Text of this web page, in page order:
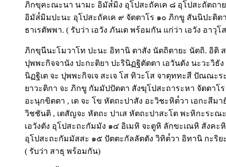
ภิกขุคะณะนา นามะ อิมัส๎มิง อุโปสะถัคเค ๘ อุโปสะถัตถ
อิมัส๎มิมปะนะ อุโปสะถัคเค ๙ จัตตาโร ๑๐ ภิกขู สันนิปะติ
ธาเรตัพพา. ( รับว่า เอวัง ภันเต พร้อมกัน แก่ว่า เอวัง อาวุโ
ภิกขุนีนะโมวาโท ปะนะ อิทานิ ตาสัง นัตถิตายะ นัตถิ. อิติ
ปุพพะกิจจานัง ปะกะติยา ปะรินิฏฐิตัตตา เอวันตัง นะวะวิธั
นิฏฐิเต จะ ปุพพะกิจเจ สะเจ โส ทิวะโส จาตุททะสี ปัณณ
ยาวะติกา จะ ภิกขู กัมมัปปัตตา สังฆุโปสะถาระหา จัตตาโ
อะนุกขิตตา , เต จะ โข หัตถะปาสัง อะวิชะหิต๎วา เอกะสีม
วิชชันติ , เตสัญจะ หัตถะ ปาเส หัตถะปาสะโต พะหิกะระณ
เอวังตัง อุโปสะถะกัมมัง ๑๔ อิเมหิ จะตูหิ ลักขะเณหิ สังคะ
อุโปสะถะกัมมัสสะ ๑๕ ปัตตะกัลลัตตัง วิทิต๎วา อิทานิ กะริ
( รับว่า สาธุ พร้อมกัน)